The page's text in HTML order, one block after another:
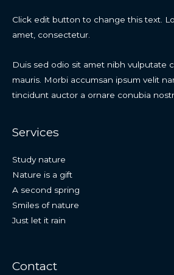
Click edit button to change this text.
amet, consectetur.
Duis sed odio sit amet nibh vulputate
mauris. Morbi accumsan ipsum velit
tincidunt auctor a ornare conubia
Services
Study nature
Nature is a gift
A second spring
Smiles of nature
Just let it rain
Contact